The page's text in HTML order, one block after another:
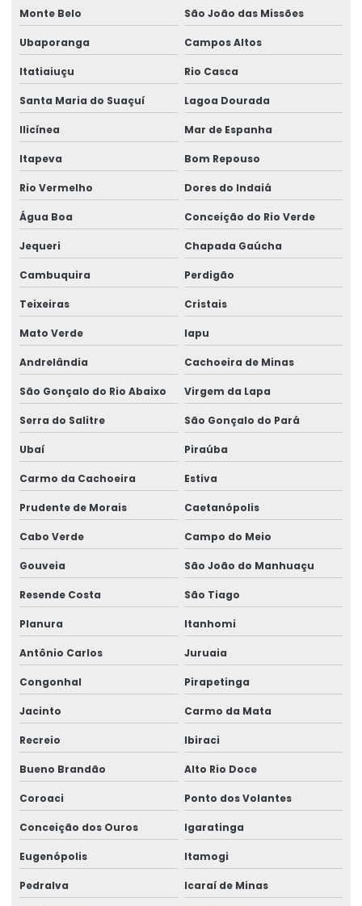
Monte Belo São João das Missões
Ubaporanga Campos Altos
Itatiaiuçu Rio Casca
Santa Maria do Suaçuí Lagoa Dourada
Ilicínea Mar de Espanha
Itapeva Bom Repouso
Rio Vermelho Dores do Indaiá
Água Boa Conceição do Rio Verde
Jequeri Chapada Gaúcha
Cambuquira Perdigão
Teixeiras Cristais
Mato Verde Iapu
Andrelândia Cachoeira de Minas
São Gonçalo do Rio Abaixo Virgem da Lapa
Serra do Salitre São Gonçalo do Pará
Ubaí Piraúba
Carmo da Cachoeira Estiva
Prudente de Morais Caetanópolis
Cabo Verde Campo do Meio
Gouveia São João do Manhuaçu
Resende Costa São Tiago
Planura Itanhomi
Antônio Carlos Juruaia
Congonhal Pirapetinga
Jacinto Carmo da Mata
Recreio Ibiraci
Bueno Brandão Alto Rio Doce
Coroaci Ponto dos Volantes
Conceição dos Ouros Igaratinga
Eugenópolis Itamogi
Pedralva Icaraí de Minas